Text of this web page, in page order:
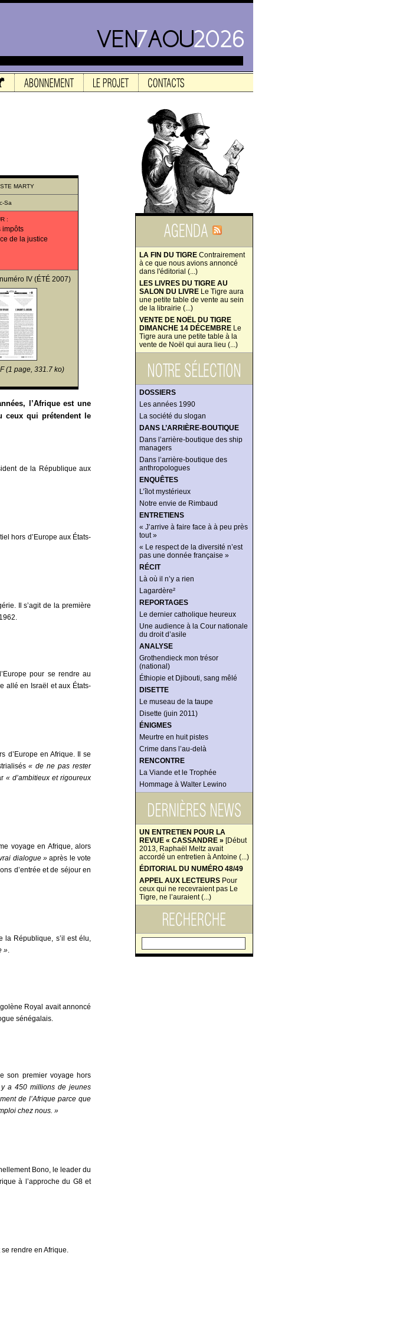
LA FIN DU TIGRE Contrairement
à ce que nous avions annoncé
dans l'éditorial (...)
LES LIVRES DU TIGRE AU
SALON DU LIVRE Le Tigre aura
une petite table de vente au sein
de la librairie (...)
VENTE DE NOËL DU TIGRE
DIMANCHE 14 DÉCEMBRE Le
Tigre aura une petite table à la
vente de Noël qui aura lieu (...)
DOSSIERS
Les années 1990
La société du slogan
DANS L’ARRIÈRE-BOUTIQUE
Dans l’arrière-boutique des ship
managers
Dans l’arrière-boutique des
anthropologues
ENQUÊTES
L’îlot mystérieux
Notre envie de Rimbaud
ENTRETIENS
« J’arrive à faire face à à peu près
tout »
« Le respect de la diversité n’est
pas une donnée française »
RÉCIT
Là où il n’y a rien
Lagardère²
REPORTAGES
Le dernier catholique heureux
Une audience à la Cour nationale
du droit d’asile
ANALYSE
Grothendieck mon trésor
(national)
Éthiopie et Djibouti, sang mêlé
DISETTE
Le museau de la taupe
Disette (juin 2011)
ÉNIGMES
Meurtre en huit pistes
Crime dans l’au-delà
RENCONTRE
La Viande et le Trophée
Hommage à Walter Lewino
UN ENTRETIEN POUR LA
REVUE « CASSANDRE » [Début
2013, Raphaël Meltz avait
accordé un entretien à Antoine (...)
ÉDITORIAL DU NUMÉRO 48/49
APPEL AUX LECTEURS Pour
ceux qui ne recevraient pas Le
Tigre, ne l’auraient (...)
MARTY
Sa
:
impôts
de la justice
numéro IV (ÉTÉ 2007)
(1 page, 331.7 ko)
l’Afrique est une
ceux qui prétendent le
de la République aux
hors d’Europe aux États-
Il s’agit de la première
pour se rendre au
allé en Israël et aux États-
d’Europe en Afrique. Il se
« de ne pas rester
« d’ambitieux et rigoureux
voyage en Afrique, alors
dialogue » après le vote
d’entrée et de séjour en
la République, s’il est élu,
».
Royal avait annoncé
sénégalais.
son premier voyage hors
a 450 millions de jeunes
de l’Afrique parce que
chez nous. »
Bono, le leader du
à l’approche du G8 et
rendre en Afrique.